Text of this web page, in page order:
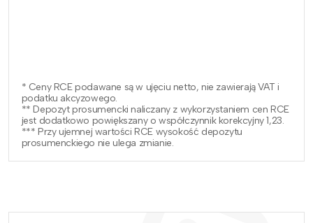
* Ceny RCE podawane są w ujęciu netto, nie zawierają VAT i
podatku akcyzowego.
** Depozyt prosumencki naliczany z wykorzystaniem cen RCE
jest dodatkowo powiększany o współczynnik korekcyjny 1,23.
*** Przy ujemnej wartości RCE wysokość depozytu
prosumenckiego nie ulega zmianie.